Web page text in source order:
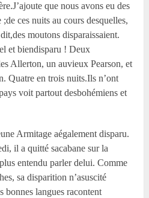
que nous avons eu des
ces nuits au cours desquelles,
moutons disparaissaient.
et biendisparu ! Deux
Allerton, un auvieux Pearson, et
Quatre en trois nuits.Ils n’ont
voit partout desbohémiens et
Armitage aégalement disparu.
il a quitté sacabane sur la
entendu parler delui. Comme
sa disparition n’asuscité
bonnes langues racontent